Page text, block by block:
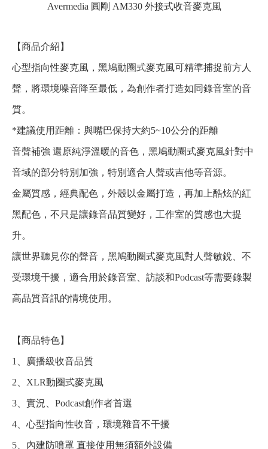
Avermedia 圓剛 AM330 外接式收音麥克風
【商品介紹】
心型指向性麥克風，黑鳩動圈式麥克風可精準捕捉前方人
聲，將環境噪音降至最低，為創作者打造如同錄音室的音
質。
*建議使用距離：與嘴巴保持大約5~10公分的距離
音聲補強 還原純淨溫暖的音色，黑鳩動圈式麥克風針對中
音域的部分特別加強，特別適合人聲或吉他等音源。
金屬質感，經典配色，外殼以金屬打造，再加上酷炫的紅
黑配色，不只是讓錄音品質變好，工作室的質感也大提
升。
讓世界聽見你的聲音，黑鳩動圈式麥克風對人聲敏銳、不
受環境干擾，適合用於錄音室、訪談和Podcast等需要錄製
高品質音訊的情境使用。
【商品特色】
1、廣播級收音品質
2、XLR動圈式麥克風
3、實況、Podcast創作者首選
4、心型指向性收音，環境雜音不干擾
5、內建防噴罩 直接使用無須額外設備